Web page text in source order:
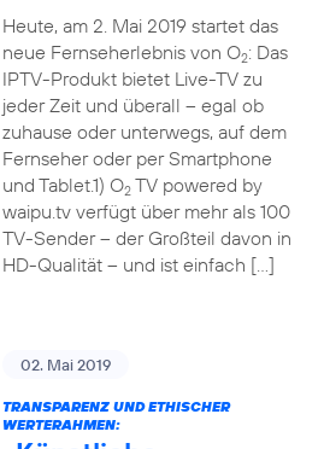
Heute, am 2. Mai 2019 startet das
neue Fernseherlebnis von O2: Das
IPTV-Produkt bietet Live-TV zu
jeder Zeit und überall – egal ob
zuhause oder unterwegs, auf dem
Fernseher oder per Smartphone
und Tablet.1) O2TV powered by
waipu.tv verfügt über mehr als 100
TV-Sender – der Großteil davon in
HD-Qualität – und ist einfach […]
02. Mai 2019
TRANSPARENZ UND ETHISCHER
WERTERAHMEN: